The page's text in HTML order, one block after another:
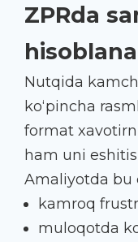
ZPRda
Nutqida
ko‘pincha
format
ham uni
Amaliyotda bu
kamroq
muloqotda